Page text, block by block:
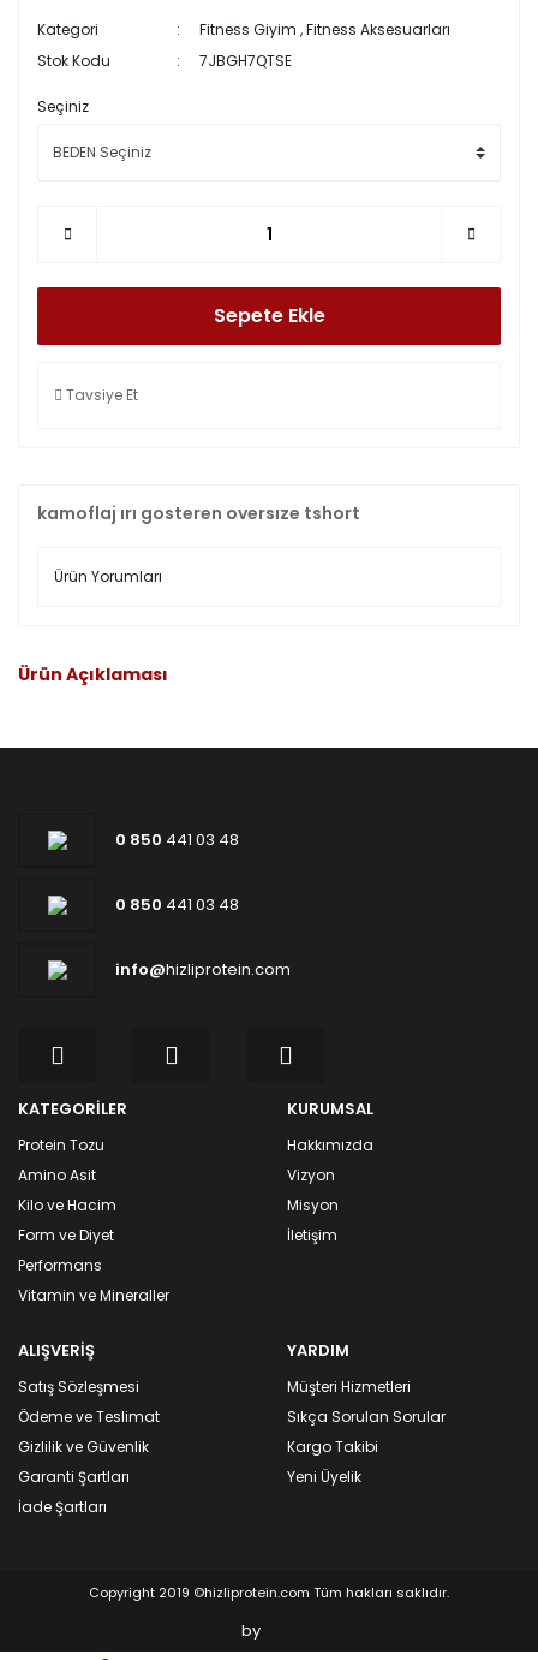
kamoflaj ırı gosteren oversıze tshort
Ürün Yorumları
Kategori
Fitness Giyim ,Fitness Aksesuarları
Stok Kodu
7JBGH7QTSE
Seçiniz
Sepete Ekle
Tavsiye Et
Ürün Açıklaması
0 850 441 03 48
0 850 441 03 48
info@hizliprotein.com
KATEGORİLER
Protein Tozu
Amino Asit
Kilo ve Hacim
Form ve Diyet
Performans
Vitamin ve Mineraller
KURUMSAL
Hakkımızda
Vizyon
Misyon
İletişim
ALIŞVERİŞ
Satış Sözleşmesi
Ödeme ve Teslimat
Gizlilik ve Güvenlik
Garanti Şartları
İade Şartları
YARDIM
Müşteri Hizmetleri
Sıkça Sorulan Sorular
Kargo Takibi
Yeni Üyelik
Copyright 2019 ©hizliprotein.com Tüm hakları saklıdır.
by